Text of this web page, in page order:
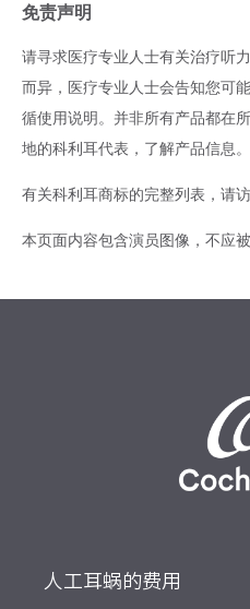
免责声明
请寻求医疗专业人士有关治疗听
而异，医疗专业人士会告知您可
循使用说明。并非所有产品都在
地的科利耳代表，了解产品信息。
有关科利耳商标的完整列表，请
本页面内容包含演员图像，不应
人工耳蜗的费用